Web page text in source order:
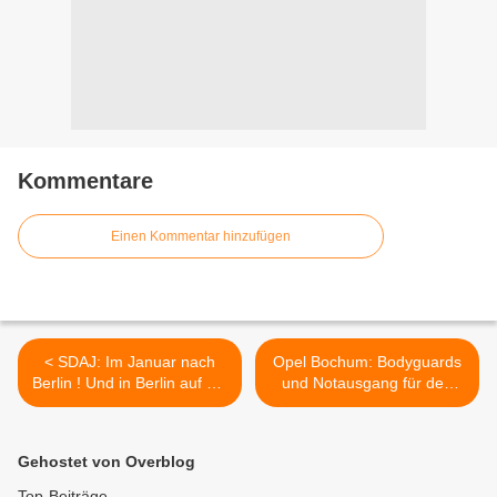
Kommentare
Einen Kommentar hinzufügen
< SDAJ: Im Januar nach
Berlin ! Und in Berlin auf die
Strasse !
Opel Bochum: Bodyguards
und Notausgang für den
Sozialpartner >
Gehostet von Overblog